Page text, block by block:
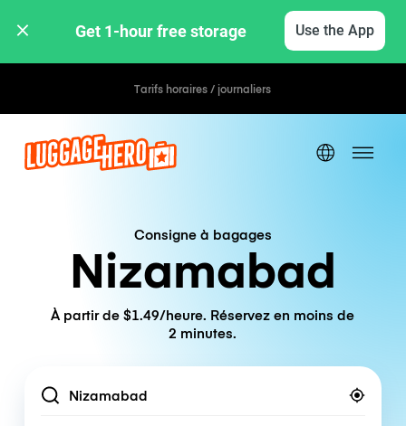
Get 1-hour free storage Use the App
Tarifs horaires / journaliers
Consigne à bagages
Nizamabad
À partir de $1.49/heure. Réservez en moins de
2 minutes.
Location